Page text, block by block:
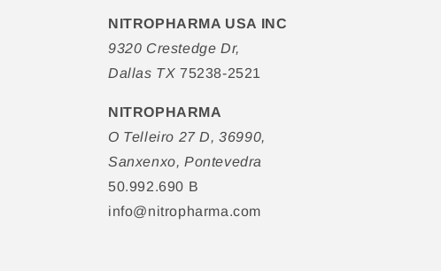
NITROPHARMA USA INC
9320 Crestedge Dr,
Dallas TX 75238-2521
NITROPHARMA
O Telleiro 27 D, 36990,
Sanxenxo, Pontevedra
50.992.690 B
info@nitropharma.com